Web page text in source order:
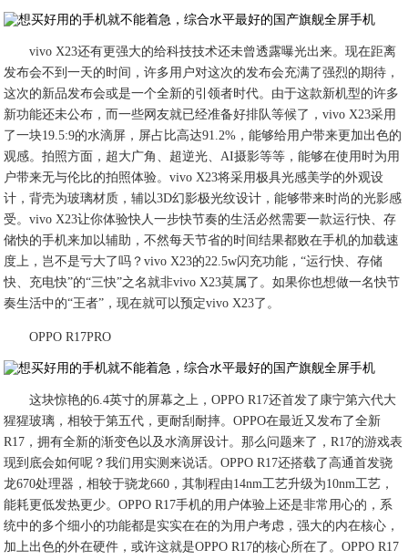
vivo X23还有更强大的给科技技术还未曾透露曝光出来。现在距离
发布会不到一天的时间，许多用户对这次的发布会充满了强烈的期待，
这次的新品发布会或是一个全新的引领者时代。由于这款新机型的许多
新功能还未公布，而一些网友就已经准备好排队等候了，vivo X23采用
了一块19.5:9的水滴屏，屏占比高达91.2%，能够给用户带来更加出色的
观感。拍照方面，超大广角、超逆光、AI摄影等等，能够在使用时为用
户带来无与伦比的拍照体验。vivo X23将采用极具光感美学的外观设
计，背壳为玻璃材质，辅以3D幻影极光纹设计，能够带来时尚的光影感
受。vivo X23让你体验快人一步快节奏的生活必然需要一款运行快、存
储快的手机来加以辅助，不然每天节省的时间结果都败在手机的加载速
度上，岂不是亏大了吗？vivo X23的22.5w闪充功能，“运行快、存储
快、充电快”的“三快”之名就非vivo X23莫属了。如果你也想做一名快节
奏生活中的“王者”，现在就可以预定vivo X23了。
OPPO R17PRO
这块惊艳的6.4英寸的屏幕之上，OPPO R17还首发了康宁第六代大
猩猩玻璃，相较于第五代，更耐刮耐摔。OPPO在最近又发布了全新
R17，拥有全新的渐变色以及水滴屏设计。那么问题来了，R17的游戏表
现到底会如何呢？我们用实测来说话。OPPO R17还搭载了高通首发骁
龙670处理器，相较于骁龙660，其制程由14nm工艺升级为10nm工艺，
能耗更低发热更少。OPPO R17手机的用户体验上还是非常用心的，系
统中的多个细小的功能都是实实在在的为用户考虑，强大的内在核心，
加上出色的外在硬件，或许这就是OPPO R17的核心所在了。OPPO R17